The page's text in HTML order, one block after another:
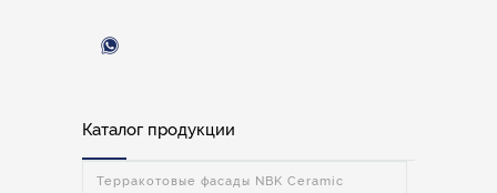
Каталог продукции
Терракотовые фасады NBK Ceramic